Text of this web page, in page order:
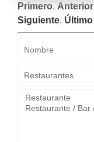
Primero, Anterior
Siguiente, Último